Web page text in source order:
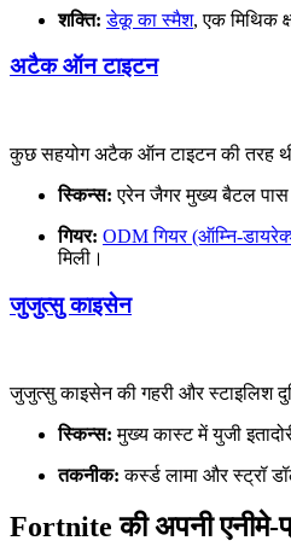
शक्ति: डेकू का स्मैश, एक मिथिक
अटैक ऑन टाइटन
कुछ सहयोग अटैक ऑन टाइटन की तरह
स्किन्स: एरेन जैगर मुख्य बैटल
गियर: ODM गियर (ऑम्नि-
मिली।
जुजुत्सु काइसेन
जुजुत्सु काइसेन की गहरी और स्टाइलिश
स्किन्स: मुख्य कास्ट में युजी
तकनीक: कर्स्ड लामा और स्ट्रॉ
Fortnite की अपनी एनीमे-